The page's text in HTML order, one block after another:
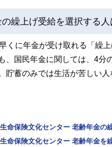
の繰上げ受給を選択する
くに年金が受け取れる「繰
、国民年金に関しては、4分
貯蓄のみでは生活が苦しい
命保険文化センター 老齢年金の
命保険文化センター 老齢年金を